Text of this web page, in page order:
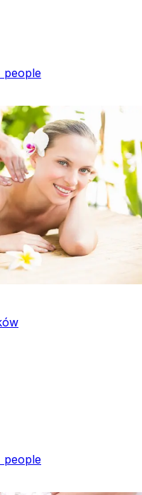
people
people